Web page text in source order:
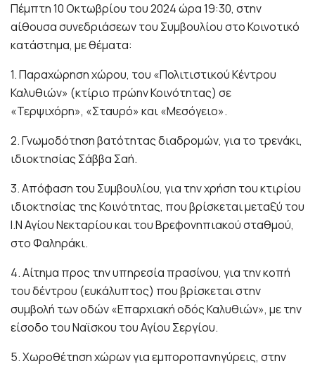
Πέμπτη 10 Οκτωβρίου του 2024 ώρα 19:30, στην
αίθουσα συνεδριάσεων του Συμβουλίου στο Κοινοτικό
κατάστημα, με θέματα:
1. Παραχώρηση χώρου, του «Πολιτιστικού Κέντρου
Καλυθιών» (κτίριο πρώην Κοινότητας) σε
«Τερψιχόρη», «Σταυρό» και «Μεσόγειο».
2. Γνωμοδότηση βατότητας διαδρομών, για το τρενάκι,
ιδιοκτησίας Σάββα Σαή.
3. Απόφαση του Συμβουλίου, για την χρήση του κτιρίου
ιδιοκτησίας της Κοινότητας, που βρίσκεται μεταξύ του
Ι.Ν Αγίου Νεκταρίου και του Βρεφονηπιακού σταθμού,
στο Φαληράκι.
4. Αίτημα προς την υπηρεσία πρασίνου, για την κοπή
του δέντρου (ευκάλυπτος) που βρίσκεται στην
συμβολή των οδών «Επαρχιακή οδός Καλυθιών», με την
είσοδο του Ναϊσκου του Αγίου Σεργίου.
5. Χωροθέτηση χώρων για εμποροπανηγύρεις, στην